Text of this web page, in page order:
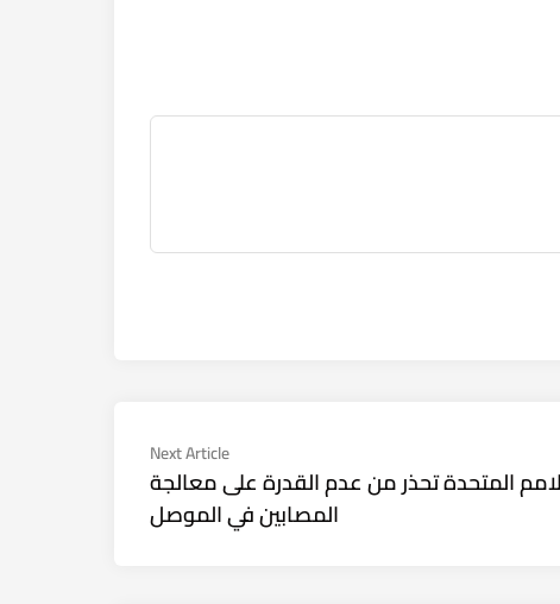
Next Article
article:المتحدة تحذر من عدم القدرة على معالجة
المصابين في الموصل